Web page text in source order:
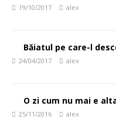
19/10/2017 alex
Băiatul pe care-l
24/04/2017 alex
O zi cum nu mai e
25/11/2016 alex